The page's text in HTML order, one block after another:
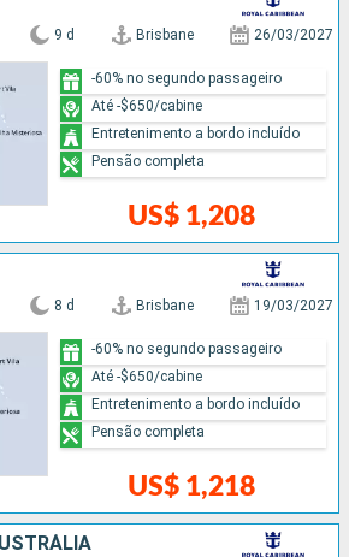
9 d Brisbane 26/03/2027
US$ 1,208
-60% no segundo passageiro
Até -$650/cabine
Entretenimento a bordo incluído
Pensão completa
8 d Brisbane 19/03/2027
US$ 1,218
-60% no segundo passageiro
Até -$650/cabine
Entretenimento a bordo incluído
Pensão completa